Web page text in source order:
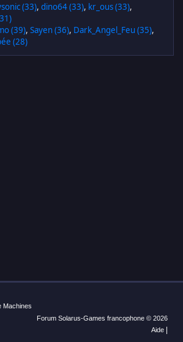
(33), dino64 (33), kr_ous (33),
(39), Sayen (36), Dark_Angel_Feu (35),
(28)
Machines
Forum Solarus-Games francophone © 2026
Aide